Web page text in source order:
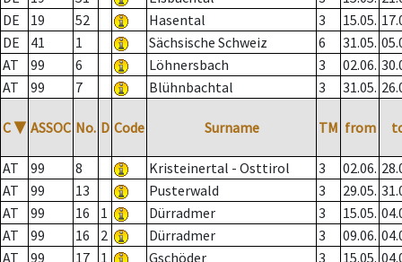
DE
19 52 Hasental 3 15.05.
DE
41 1 Sächsische Schweiz 6 31.05.
AT
99 6 Löhnersbach 3 02.06.
AT
99 7 Blühnbachtal 3 31.05.
C ▼ ASSOC No. D Code Surname TM from
AT 99 8 Kristeinertal - Osttirol 3 02.06.
AT
99 13 Pusterwald 3 29.05.
AT
99 16 1 Dürradmer 3 15.05.
AT
99 16 2 Dürradmer 3 09.06.
AT
99 17 1 Gschöder 3 15.05.